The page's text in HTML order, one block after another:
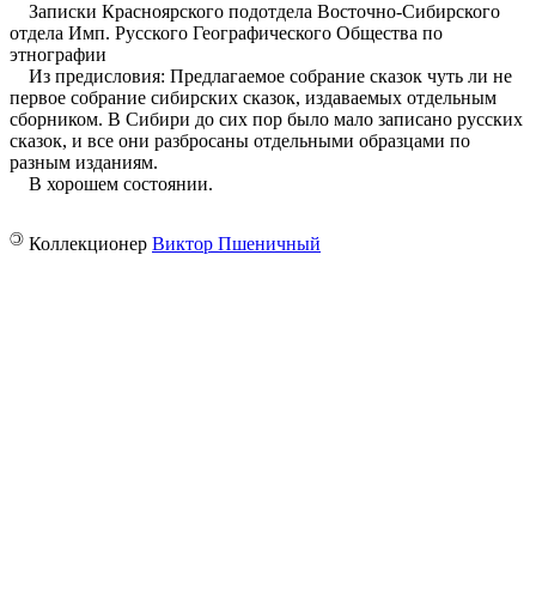
Записки Красноярского подотдела Восточно-Сибирского
отдела Имп. Русского Географического Общества по
этнографии
Из предисловия: Предлагаемое собрание сказок чуть ли не
первое собрание сибирских сказок, издаваемых отдельным
сборником. В Сибири до сих пор было мало записано русских
сказок, и все они разбросаны отдельными образцами по
разным изданиям.
В хорошем состоянии.
© Коллекционер Виктор Пшеничный